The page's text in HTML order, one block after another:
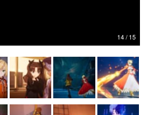
14 / 15